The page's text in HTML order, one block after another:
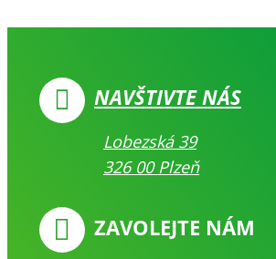
NAVŠTIVTE NÁS
Lobezská 39
326 00 Plzeň
ZAVOLEJTE NÁM